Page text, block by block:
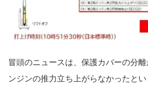
冒頭のニュースは、保護カバーの分
ンジンの推力立ち上がらなかったと